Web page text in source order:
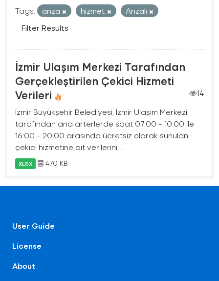
Tags: arıza hizmet
Arızalı
Filter Results
İzmir Ulaşım Merkezi Tarafından
Gerçekleştirilen Çekici Hizmeti
Verileri
14
İzmir Büyükşehir Belediyesi, İzmir Ulaşım Merkezi
tarafından ana arterlerde saat 07:00 - 10:00 ile
16:00 - 20:00 arasında ücretsiz olarak sunulan
çekici hizmetine ait verilerini...
XLSX 470 KB
User Guide
License
About